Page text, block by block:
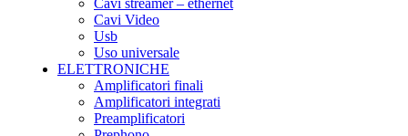
Cavi streamer – ethernet
Cavi Video
Usb
Uso universale
ELETTRONICHE
Amplificatori finali
Amplificatori integrati
Preamplificatori